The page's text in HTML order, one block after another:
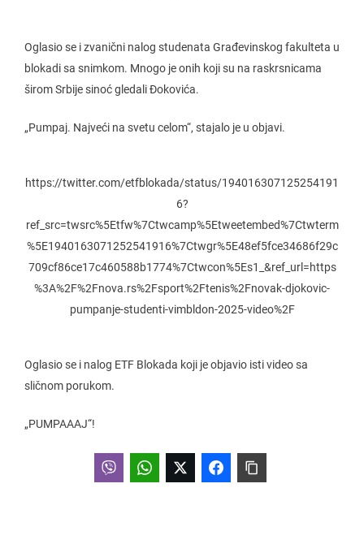
Oglasio se i zvanični nalog studenata Građevinskog fakulteta u
blokadi sa snimkom. Mnogo je onih koji su na raskrsnicama
širom Srbije sinoć gledali Đokovića.
„Pumpaj. Najveći na svetu celom“, stajalo je u objavi.
https://twitter.com/etfblokada/status/194016307125254191
6?
ref_src=twsrc%5Etfw%7Ctwcamp%5Etweetembed%7Ctwterm
%5E1940163071252541916%7Ctwgr%5E48ef5fce34686f29c
709cf86ce17c460588b1774%7Ctwcon%5Es1_&ref_url=https
%3A%2F%2Fnova.rs%2Fsport%2Ftenis%2Fnovak-djokovic-
pumpanje-studenti-vimbldon-2025-video%2F
Oglasio se i nalog ETF Blokada koji je objavio isti video sa
sličnom porukom.
„PUMPAAAJ“!